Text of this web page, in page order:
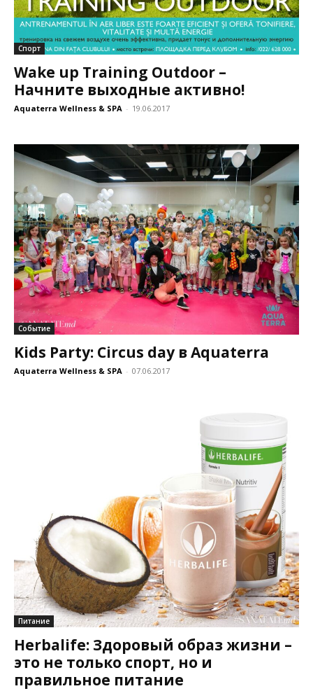
Спорт
Wake up Training Outdoor –
Начните выходные активно!
Aquaterra Wellness & SPA - 19.06.2017
Событие
Kids Party: Circus day в Aquaterra
Aquaterra Wellness & SPA - 07.06.2017
Питание
Herbalife: Здоровый образ жизни –
это не только спорт, но и
правильное питание